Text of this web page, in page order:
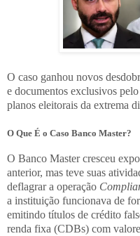
O caso ganhou novos
e documentos exclusivos pelo
planos eleitorais da extrema
O Que É o Caso Banco Master?
O Banco Master cresceu
anterior, mas teve suas
deflagrar a operação
a instituição funcionava de
emitindo títulos de crédito
renda fixa (CDBs) com